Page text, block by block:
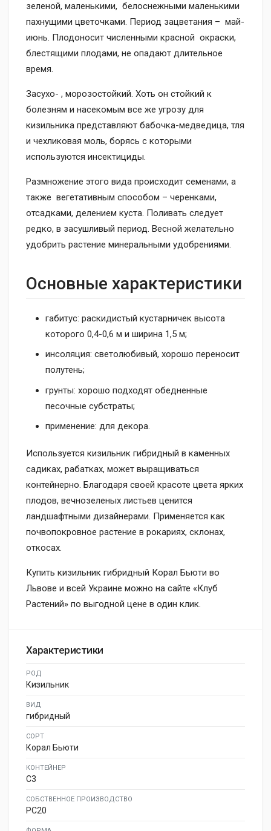
зеленой, маленькими, белоснежными маленькими
пахнущими цветочками. Период зацветания – май-
июнь. Плодоносит численными красной окраски,
блестящими плодами, не опадают длительное
время.
Засухо- , морозостойкий. Хоть он стойкий к
болезням и насекомым все же угрозу для
кизильника представляют бабочка-медведица, тля
и чехликовая моль, борясь с которыми
используются инсектициды.
Размножение этого вида происходит семенами, а
также вегетативным способом – черенками,
отсадками, делением куста. Поливать следует
редко, в засушливый период. Весной желательно
удобрить растение минеральными удобрениями.
Основные характеристики
габитус: раскидистый кустарничек высота
которого 0,4-0,6 м и ширина 1,5 м;
инсоляция: светолюбивый, хорошо переносит
полутень;
грунты: хорошо подходят обедненные
песочные субстраты;
применение: для декора.
Используется кизильник гибридный в каменных
садиках, рабатках, может выращиваться
контейнерно. Благодаря своей красоте цвета ярких
плодов, вечнозеленых листьев ценится
ландшафтными дизайнерами. Применяется как
почвопокровное растение в рокариях, склонах,
откосах.
Купить кизильник гибридный Корал Бьюти во
Львове и всей Украине можно на сайте «Клуб
Растений» по выгодной цене в один клик.
Характеристики
РОД
Кизильник
ВИД
гибридный
СОРТ
Корал Бьюти
КОНТЕЙНЕР
C3
СОБСТВЕННОЕ ПРОИЗВОДСТВО
PC20